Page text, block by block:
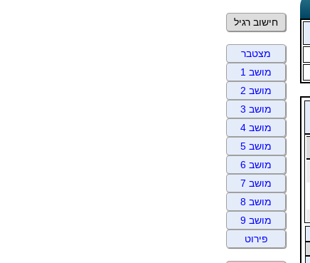
חישוב רגיל
מצטבר
מושב 1
מושב 2
מושב 3
מושב 4
מושב 5
מושב 6
מושב 7
מושב 8
מושב 9
פירוט